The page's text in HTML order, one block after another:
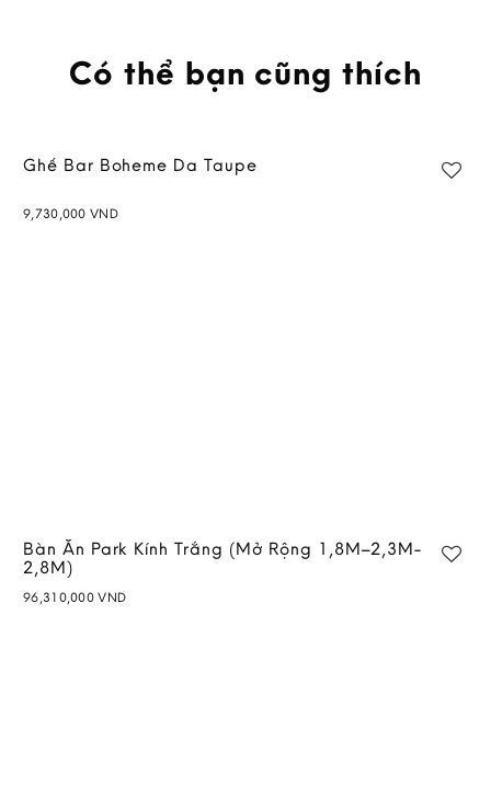
Có thể bạn cũng thích
Ghế Bar Boheme Da Taupe
9,730,000 VND
Bàn Ăn Park Kính Trắng (Mở Rộng 1,8M–2,3M-
2,8M)
96,310,000VND